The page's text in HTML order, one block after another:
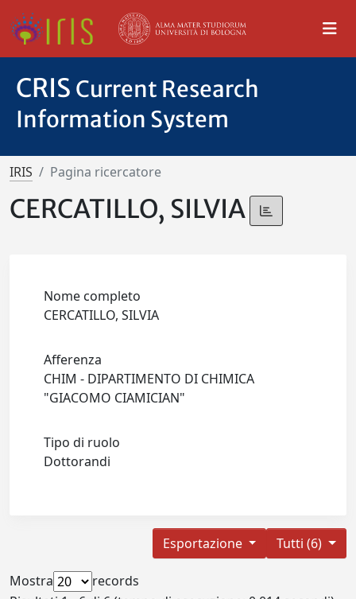
CRIS Current Research
Information System
IRIS Pagina ricercatore
CERCATILLO, SILVIA
Nome completo
CERCATILLO, SILVIA
Afferenza
CHIM - DIPARTIMENTO DI CHIMICA
"GIACOMO CIAMICIAN"
Tipo di ruolo
Dottorandi
Tutti (6)
Esportazione
Mostra
records